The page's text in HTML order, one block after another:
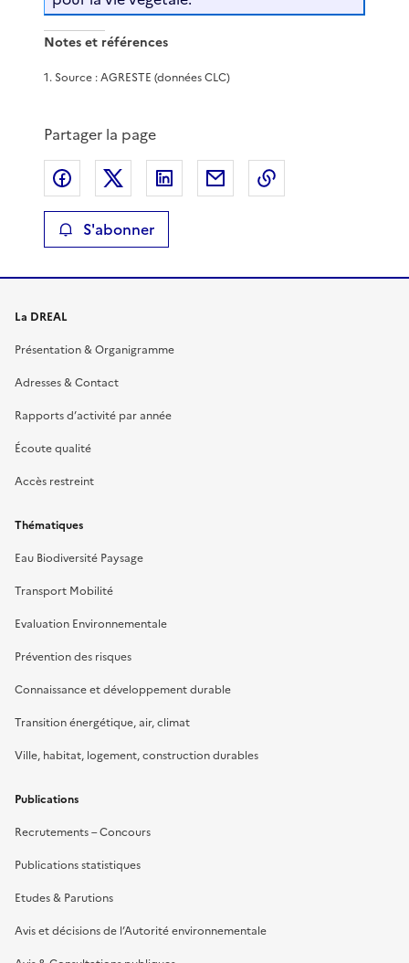
Notes et références
1. Source : AGRESTE (données CLC)
Partager la page
Partager sur Facebook
Partager sur XPartager sur LinkedIn
Partager par email
S'abonner
La DREAL
Présentation & Organigramme
Adresses & Contact
Rapports d’activité par année
Écoute qualité
Accès restreint
Thématiques
Eau Biodiversité Paysage
Transport Mobilité
Evaluation Environnementale
Prévention des risques
Connaissance et développement durable
Transition énergétique, air, climat
Ville, habitat, logement, construction durables
Publications
Recrutements – Concours
Publications statistiques
Etudes & Parutions
Avis et décisions de l’Autorité environnementale